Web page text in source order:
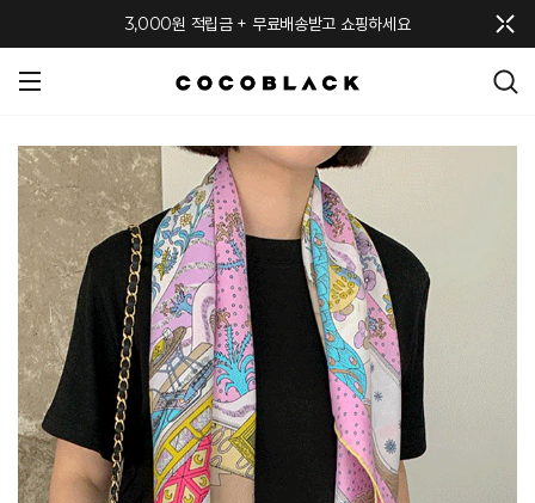
3,000원 적립금 + 무료배송받고 쇼핑하세요